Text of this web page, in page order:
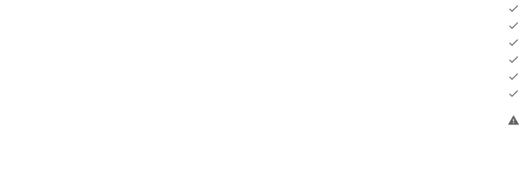
check
check
check
check
check
check
warning